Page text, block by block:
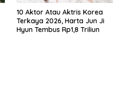
10 Aktor Atau Aktris Korea
Terkaya 2026, Harta Jun Ji
Hyun Tembus Rp1,8 Triliun